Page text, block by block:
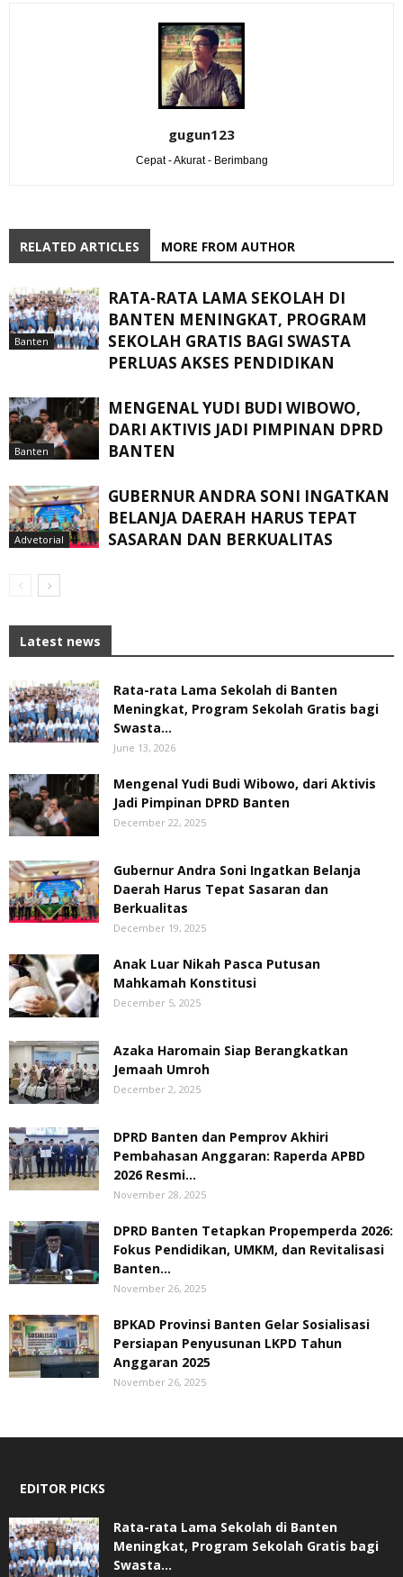
gugun123
Cepat - Akurat - Berimbang
RELATED ARTICLES MORE FROM AUTHOR
Banten
RATA-RATA LAMA SEKOLAH DI
BANTEN MENINGKAT, ‎PROGRAM
SEKOLAH GRATIS BAGI SWASTA
PERLUAS AKSES PENDIDIKAN ‎ ‎
Banten
MENGENAL YUDI BUDI WIBOWO,
DARI AKTIVIS JADI PIMPINAN DPRD
BANTEN
Advetorial
GUBERNUR ANDRA SONI INGATKAN
BELANJA DAERAH HARUS TEPAT
SASARAN DAN BERKUALITAS
Latest news
Rata-rata Lama Sekolah di Banten
Meningkat, ‎Program Sekolah Gratis bagi
Swasta...
June 13, 2026
Mengenal Yudi Budi Wibowo, dari Aktivis
Jadi Pimpinan DPRD Banten
December 22, 2025
Gubernur Andra Soni Ingatkan Belanja
Daerah Harus Tepat Sasaran dan
Berkualitas
December 19, 2025
Anak Luar Nikah Pasca Putusan
Mahkamah Konstitusi
December 5, 2025
Azaka Haromain Siap Berangkatkan
Jemaah Umroh
December 2, 2025
DPRD Banten dan Pemprov Akhiri
Pembahasan Anggaran: Raperda APBD
2026 Resmi...
November 28, 2025
DPRD Banten Tetapkan Propemperda 2026:
Fokus Pendidikan, UMKM, dan Revitalisasi
Banten...
November 26, 2025
BPKAD Provinsi Banten Gelar Sosialisasi
Persiapan Penyusunan LKPD Tahun
Anggaran 2025
November 26, 2025
EDITOR PICKS
Rata-rata Lama Sekolah di Banten
Meningkat, ‎Program Sekolah Gratis bagi
Swasta...